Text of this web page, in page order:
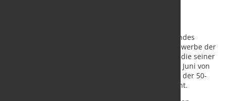
Diese Maßnahmen könnten dem Bausektor des Landes
Auftrieb verleihen, der laut dem PMI für das Baugewerbe der
Hamburg Commercial Bank bereits positiver ist als die seiner
europäischen Nachbarn. Der britische PMI sank im Juni von
54,7 auf 52,2 Punkte und blieb damit deutlich über der 50-
Punkte-Marke, die Wachstum von Kontraktion trennt.